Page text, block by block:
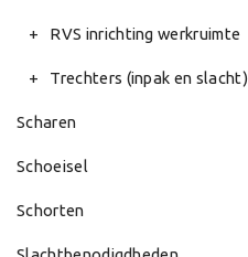
RVS inrichting werkruimte
Trechters (inpak en slacht)
Scharen
Schoeisel
Schorten